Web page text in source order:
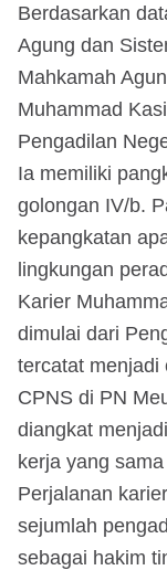
Berdasarkan
Agung dan
Mahkamah
Muhammad
Pengadilan
Ia memiliki
golongan IV/b.
kepangkatan
lingkungan
Karier
dimulai dari
tercatat menjadi
CPNS di PN
diangkat
kerja yang
Perjalanan
sejumlah
sebagai hakim